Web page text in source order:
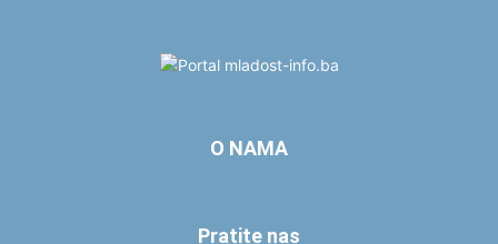
O NAMA
Pratite nas